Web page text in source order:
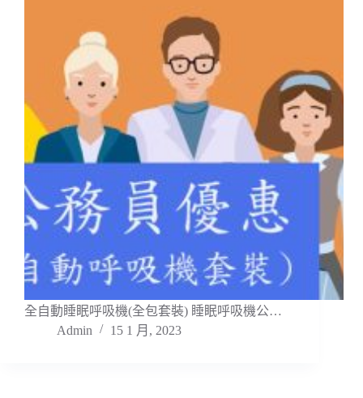
全自動睡眠呼吸機(全包套裝) 睡眠呼吸機公…
Admin
15 1 月, 2023